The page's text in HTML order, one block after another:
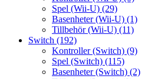
Spel (Wii-U) (29)
Basenheter (Wii-U) (1)
Tillbehör (Wii-U) (11)
Switch (192)
Kontroller (Switch) (9)
Spel (Switch) (115)
Basenheter (Switch) (2)